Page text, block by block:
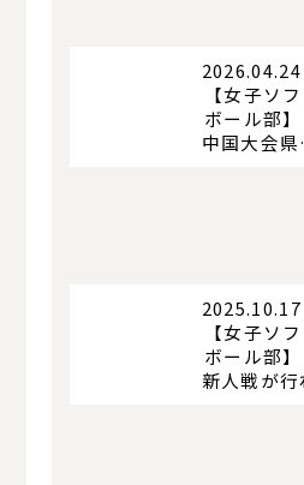
2026.04.24
【女子ソ
ボール部】
中国
2025.10.17
【女子ソ
ボール部】